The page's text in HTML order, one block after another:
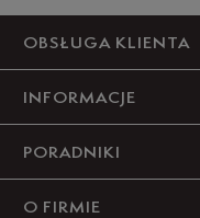
OBSŁUGA KLIENTA
INFORMACJE
PORADNIKI
O FIRMIE